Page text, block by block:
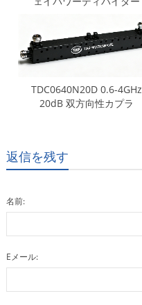
TDC0640N20D 0.6-4GHz
20dB 双方向性カプラ
返信を残す
名前:
Eメール: